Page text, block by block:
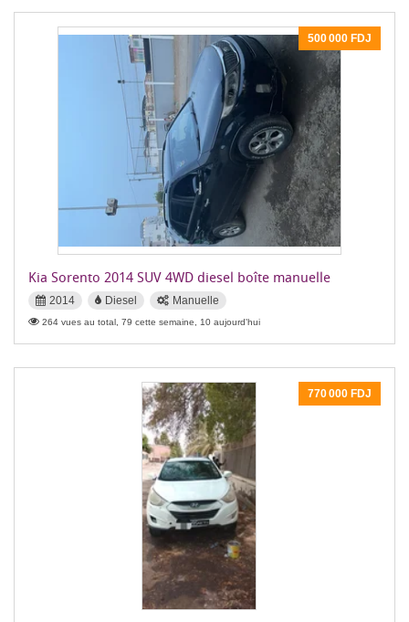
500 000 FDJ
Kia Sorento 2014 SUV 4WD diesel boîte manuelle
2014 Diesel Manuelle
264 vues au total, 79 cette semaine, 10 aujourd'hui
770 000 FDJ